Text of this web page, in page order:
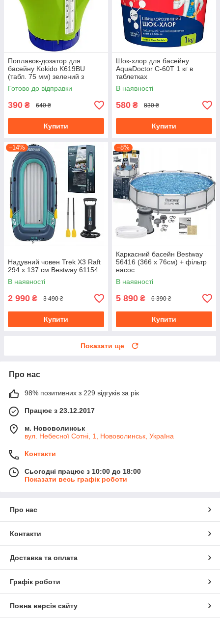
Поплавок-дозатор для
басейну Kokido K619BU
(табл. 75 мм) зелений з
термометром для
хлорування басейнів
Готово до відправки
390 ₴ 640 ₴
Купити
Шок-хлор для басейну
AquaDoctor C-60T 1 кг в
таблетках
В наявності
580 ₴ 830 ₴
Купити
–14%
Надувний човен Trek X3 Raft
294 x 137 см Bestway 61154
В наявності
2 990 ₴ 3 490 ₴
Купити
–8%
Каркасний басейн Bestway
56416 (366 x 76см) + фільтр
насос
В наявності
5 890 ₴ 6 390 ₴
Купити
Показати ще
Про нас
98% позитивних з 229 відгуків за рік
Працює з 23.12.2017
м. Нововолинськ
вул. Небесної Сотні, 1, Нововолинськ, Україна
Контакти
Сьогодні працює з 10:00 до 18:00
Показати весь графік роботи
Про нас
Контакти
Доставка та оплата
Графік роботи
Повна версія сайту